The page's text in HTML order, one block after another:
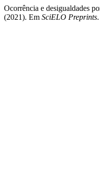
Ocorrência e desigualdades
(2021). Em SciELO Preprints.